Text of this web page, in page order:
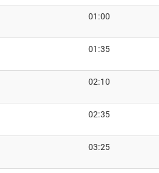
01:00
01:35
02:10
02:35
03:25